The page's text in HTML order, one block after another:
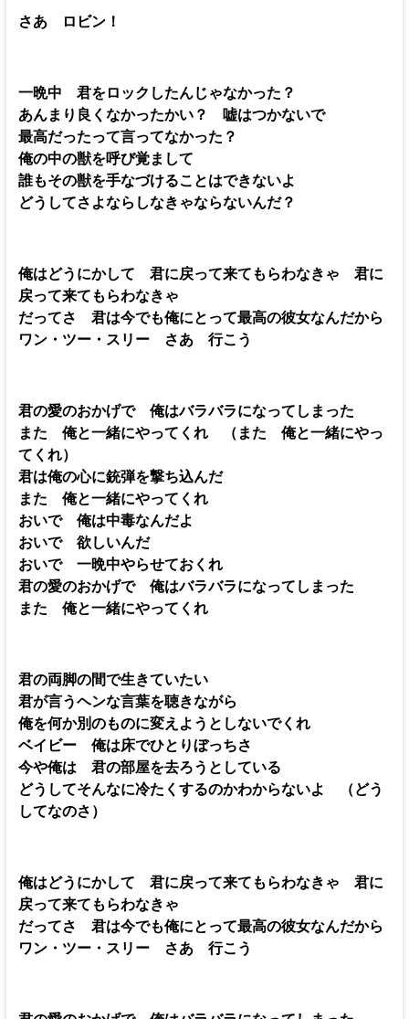
さあ ロビン！
一晩中 君をロックしたんじゃなかった？
あんまり良くなかったかい？ 嘘はつかないで
最高だったって言ってなかった？
俺の中の獣を呼び覚まして
誰もその獣を手なづけることはできないよ
どうしてさよならしなきゃならないんだ？
俺はどうにかして 君に戻って来てもらわなきゃ 君に
戻って来てもらわなきゃ
だってさ 君は今でも俺にとって最高の彼女なんだから
ワン・ツー・スリー さあ 行こう
君の愛のおかげで 俺はバラバラになってしまった
また 俺と一緒にやってくれ （また 俺と一緒にやっ
てくれ）
君は俺の心に銃弾を撃ち込んだ
また 俺と一緒にやってくれ
おいで 俺は中毒なんだよ
おいで 欲しいんだ
おいで 一晩中やらせておくれ
君の愛のおかげで 俺はバラバラになってしまった
また 俺と一緒にやってくれ
君の両脚の間で生きていたい
君が言うヘンな言葉を聴きながら
俺を何か別のものに変えようとしないでくれ
ベイビー 俺は床でひとりぼっちさ
今や俺は 君の部屋を去ろうとしている
どうしてそんなに冷たくするのかわからないよ （どう
してなのさ）
俺はどうにかして 君に戻って来てもらわなきゃ 君に
戻って来てもらわなきゃ
だってさ 君は今でも俺にとって最高の彼女なんだから
ワン・ツー・スリー さあ 行こう